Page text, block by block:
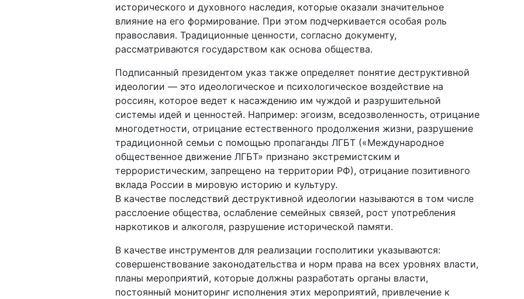
исторического и духовного наследия, которые оказали значительное
влияние на его формирование. При этом подчеркивается особая роль
православия. Традиционные ценности, согласно документу,
рассматриваются государством как основа общества.
Подписанный президентом указ также определяет понятие деструктивной
идеологии — это идеологическое и психологическое воздействие на
россиян, которое ведет к насаждению им чуждой и разрушительной
системы идей и ценностей. Например: эгоизм, вседозволенность, отрицание
многодетности, отрицание естественного продолжения жизни, разрушение
традиционной семьи с помощью пропаганды ЛГБТ («Международное
общественное движение ЛГБТ» признано экстремистским и
террористическим, запрещено на территории РФ), отрицание позитивного
вклада России в мировую историю и культуру.
В качестве последствий деструктивной идеологии называются в том числе
расслоение общества, ослабление семейных связей, рост употребления
наркотиков и алкоголя, разрушение исторической памяти.
В качестве инструментов для реализации госполитики указываются:
совершенствование законодательства и норм права на всех уровнях власти,
планы мероприятий, которые должны разработать органы власти,
постоянный мониторинг исполнения этих мероприятий, привлечение к